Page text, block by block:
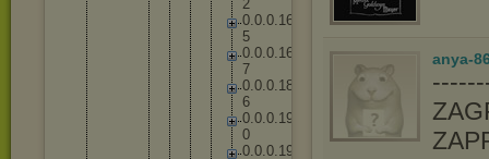
2
0.0.0.16
5
0.0.0.16
7
0.0.0.18
6
0.0.0.19
0
0.0.0.19
anya-